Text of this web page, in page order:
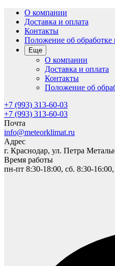
О компании
Доставка и оплата
Контакты
Положение об
Еще
О компании
Доставка и оплата
Контакты
Положение об
+7 (993) 313-60-03
+7 (993) 313-60-03
Почта
info@meteorklimat.ru
Адрес
г. Краснодар, ул. Петра
Время работы
пн-пт 8:30-18:00, сб. 8:30-